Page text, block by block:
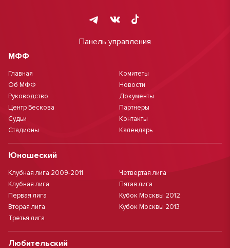
Панель управления
МФФ
Главная
Об МФФ
Руководство
Центр Бескова
Судьи
Стадионы
Комитеты
Новости
Документы
Партнеры
Контакты
Календарь
Юношеский
Клубная лига 2009-2011
Клубная лига
Первая лига
Вторая лига
Третья лига
Четвертая лига
Пятая лига
Кубок Москвы 2012
Кубок Москвы 2013
Любительский